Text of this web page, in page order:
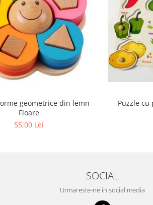
geometrice din lemn
Floare
55,00 Lei
Puzzle
SOCIAL
Urmareste-ne in social media